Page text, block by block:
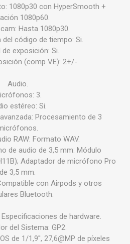
1080p30 con HyperSmooth +
1080p60.
Hasta 1080p30.
código de tiempo: Si.
exposición: Si.
(comp VE): 2+/-.
Audio.
3.
estéreo: Si.
Procesamiento de 3
RAW: Formato WAV.
de audio de 3,5 mm: Módulo
Adaptador de micrófono Pro
de 3,5 mm.
con Airpods y otros
Bluetooth.
de hardware.
del Sistema: GP2.
de 1/1,9'', 27,6@MP de píxeles